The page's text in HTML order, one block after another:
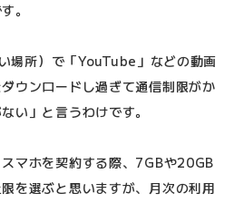
。
場所）で「YouTube」などの動画
ウンロードし過ぎて通信制限がか
い」と言うわけです。
マホを契約する際、7GBや20GB
を選ぶと思いますが、月次の利用